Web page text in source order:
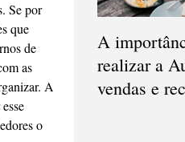
Se por
que
de
as
A
o
A
realizar a
vendas e